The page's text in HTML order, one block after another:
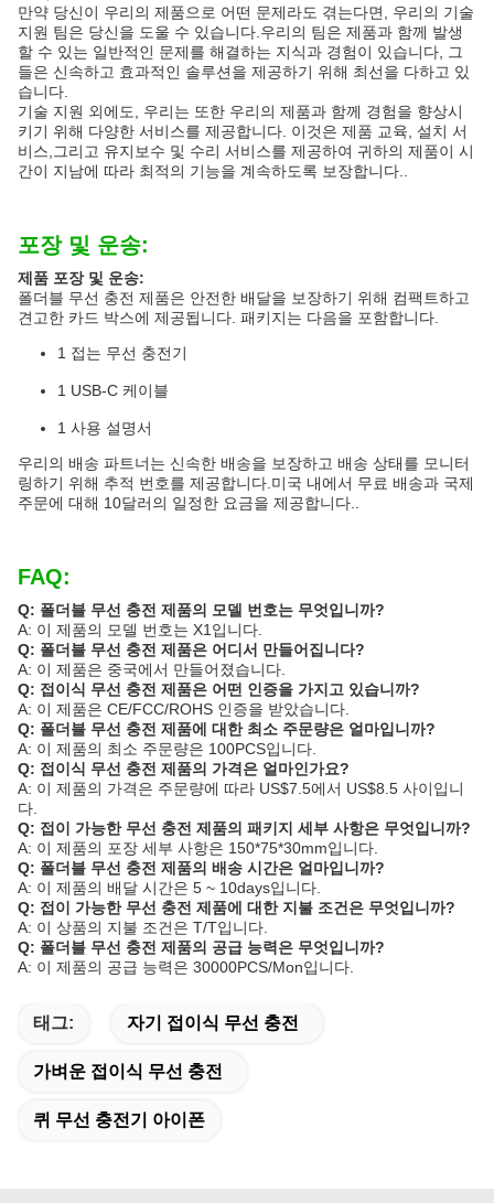
만약 당신이 우리의 제품으로 어떤 문제라도 겪는다면, 우리의 기술
지원 팀은 당신을 도울 수 있습니다.우리의 팀은 제품과 함께 발생
할 수 있는 일반적인 문제를 해결하는 지식과 경험이 있습니다, 그
들은 신속하고 효과적인 솔루션을 제공하기 위해 최선을 다하고 있
습니다.
기술 지원 외에도, 우리는 또한 우리의 제품과 함께 경험을 향상시
키기 위해 다양한 서비스를 제공합니다. 이것은 제품 교육, 설치 서
비스,그리고 유지보수 및 수리 서비스를 제공하여 귀하의 제품이 시
간이 지남에 따라 최적의 기능을 계속하도록 보장합니다..
포장 및 운송:
제품 포장 및 운송:
폴더블 무선 충전 제품은 안전한 배달을 보장하기 위해 컴팩트하고
견고한 카드 박스에 제공됩니다. 패키지는 다음을 포함합니다.
1 접는 무선 충전기
1 USB-C 케이블
1 사용 설명서
우리의 배송 파트너는 신속한 배송을 보장하고 배송 상태를 모니터
링하기 위해 추적 번호를 제공합니다.미국 내에서 무료 배송과 국제
주문에 대해 10달러의 일정한 요금을 제공합니다..
FAQ:
Q: 폴더블 무선 충전 제품의 모델 번호는 무엇입니까?
A: 이 제품의 모델 번호는 X1입니다.
Q: 폴더블 무선 충전 제품은 어디서 만들어집니다?
A: 이 제품은 중국에서 만들어졌습니다.
Q: 접이식 무선 충전 제품은 어떤 인증을 가지고 있습니까?
A: 이 제품은 CE/FCC/ROHS 인증을 받았습니다.
Q: 폴더블 무선 충전 제품에 대한 최소 주문량은 얼마입니까?
A: 이 제품의 최소 주문량은 100PCS입니다.
Q: 접이식 무선 충전 제품의 가격은 얼마인가요?
A: 이 제품의 가격은 주문량에 따라 US$7.5에서 US$8.5 사이입니
다.
Q: 접이 가능한 무선 충전 제품의 패키지 세부 사항은 무엇입니까?
A: 이 제품의 포장 세부 사항은 150*75*30mm입니다.
Q: 폴더블 무선 충전 제품의 배송 시간은 얼마입니까?
A: 이 제품의 배달 시간은 5 ~ 10days입니다.
Q: 접이 가능한 무선 충전 제품에 대한 지불 조건은 무엇입니까?
A: 이 상품의 지불 조건은 T/T입니다.
Q: 폴더블 무선 충전 제품의 공급 능력은 무엇입니까?
A: 이 제품의 공급 능력은 30000PCS/Mon입니다.
태그: 자기 접이식 무선 충전
가벼운 접이식 무선 충전
퀴 무선 충전기 아이폰